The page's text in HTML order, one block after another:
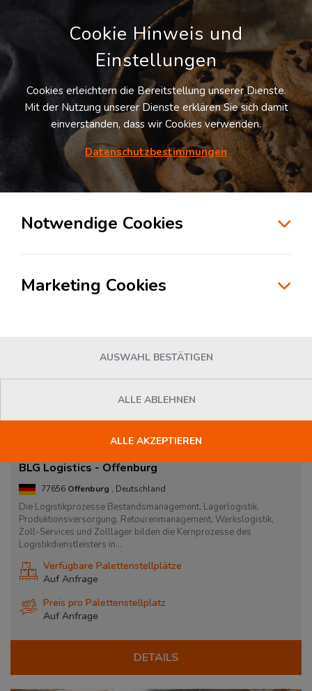
LOGIVISOR SUCHE
Lagerflächen in Offenburg
BLG Logistics - Offenburg
77656 Offenburg , Deutschland
Die Logistikprozesse Bestandsmanagement, Lagerlogistik,
Produktionsversorgung, Retourenmanagement, Werkslogistik,
Zoll-Services und Zolllager bilden die Kernprozesse des
Logistikdienstleisters in...
Verfügbare Palettenstellplätze
Auf Anfrage
Preis pro Palettenstellplatz
Auf Anfrage
DETAILS
Cookie Hinweis und
Einstellungen
Cookies erleichtern die Bereitstellung unserer Dienste.
Mit der Nutzung unserer Dienste erklären Sie sich damit
einverstanden, dass wir Cookies verwenden.
Datenschutzbestimmungen
Notwendige Cookies
Marketing Cookies
AUSWAHL BESTÄTIGEN
ALLE ABLEHNEN
ALLE AKZEPTIEREN